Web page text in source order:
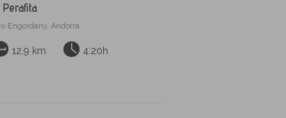
Engordany, Andorra
12,9 km 4:20h